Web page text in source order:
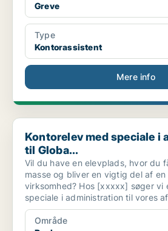
Greve
Type
Kontorassistent
Mere info
Kontorelev med speciale i
Kontorelev med speciale i
til Globa...
Vil du have en elevplads, hvor du
masse og bliver en vigtig del af
virksomhed? Hos [xxxxx] søger vi
speciale i administration til vores
Område